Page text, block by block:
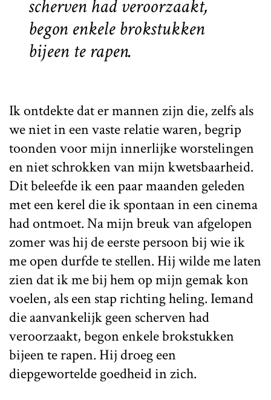
scherven had veroorzaakt,
begon enkele brokstukken
bijeen te rapen.
Ik ontdekte dat er mannen zijn die, zelfs als
we niet in een vaste relatie waren, begrip
toonden voor mijn innerlijke worstelingen
en niet schrokken van mijn kwetsbaarheid.
Dit beleefde ik een paar maanden geleden
met een kerel die ik spontaan in een cinema
had ontmoet. Na mijn breuk van afgelopen
zomer was hij de eerste persoon bij wie ik
me open durfde te stellen. Hij wilde me laten
zien dat ik me bij hem op mijn gemak kon
voelen, als een stap richting heling. Iemand
die aanvankelijk geen scherven had
veroorzaakt, begon enkele brokstukken
bijeen te rapen. Hij droeg een
diepgewortelde goedheid in zich.